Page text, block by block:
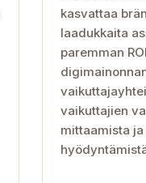
kasvattaa
laadukkaita
paremman
vaikuttajien
mittaamista